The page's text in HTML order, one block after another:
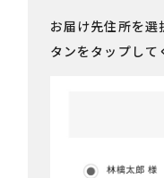
お届け先住所を選
タンをタップして